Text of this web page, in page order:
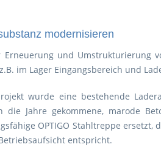
modernisieren
und Umstrukturierung
im Lager Eingangsbereich und
wurde eine bestehende
die Jahre gekommene, marode
OPTIGO Stahltreppe ersetzt,
entspricht.